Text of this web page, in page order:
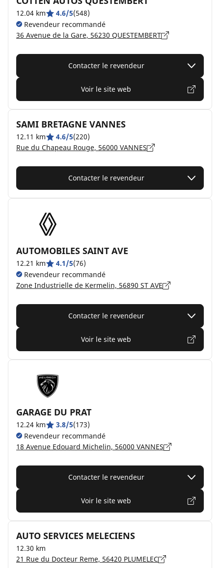
12.04 km 4.6/5(548)
Revendeur recommandé
36 Avenue de la Gare, 56230 QUESTEMBERT
Contacter le revendeur
Voir le site web
SAMI BRETAGNE VANNES
12.11 km 4.6/5(220)
Rue du Chapeau Rouge, 56000 VANNES
Contacter le revendeur
AUTOMOBILES SAINT AVE
12.21 km 4.1/5(76)
Revendeur recommandé
Zone Industrielle de Kermelin, 56890 ST AVE
Contacter le revendeur
Voir le site web
GARAGE DU PRAT
12.24 km 3.8/5(173)
Revendeur recommandé
18 Avenue Edouard Michelin, 56000 VANNES
Contacter le revendeur
Voir le site web
AUTO SERVICES MELECIENS
12.30 km
21 Rue du Docteur Reme, 56420 PLUMELEC